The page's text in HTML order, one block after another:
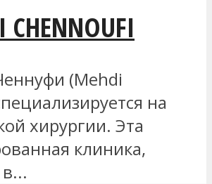
CHENNOUFI
(Mehdi
на
хирургии. Эта
клиника,